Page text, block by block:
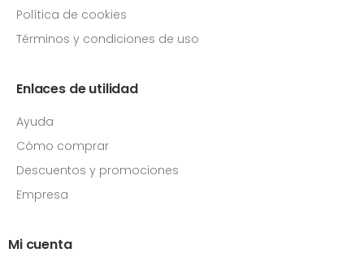
Política de cookies
Términos y condiciones de uso
Enlaces de utilidad
Ayuda
Cómo comprar
Descuentos y promociones
Empresa
Mi cuenta